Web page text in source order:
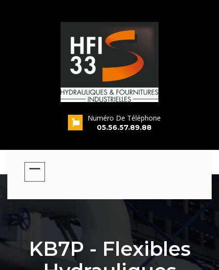
Numéro De Téléphone
05.56.57.89.88
KB7P - Flexibles